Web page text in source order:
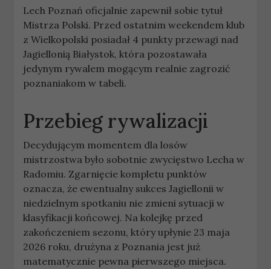
Lech Poznań oficjalnie zapewnił sobie tytuł
Mistrza Polski. Przed ostatnim weekendem klub
z Wielkopolski posiadał 4 punkty przewagi nad
Jagiellonią Białystok, która pozostawała
jedynym rywalem mogącym realnie zagrozić
poznaniakom w tabeli.
Przebieg rywalizacji
Decydującym momentem dla losów
mistrzostwa było sobotnie zwycięstwo Lecha w
Radomiu. Zgarnięcie kompletu punktów
oznacza, że ewentualny sukces Jagiellonii w
niedzielnym spotkaniu nie zmieni sytuacji w
klasyfikacji końcowej. Na kolejkę przed
zakończeniem sezonu, który upłynie 23 maja
2026 roku, drużyna z Poznania jest już
matematycznie pewna pierwszego miejsca.